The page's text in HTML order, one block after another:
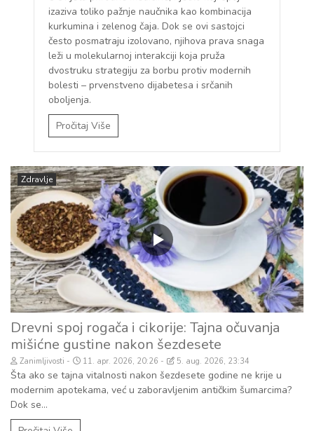
izaziva toliko pažnje naučnika kao kombinacija
kurkumina i zelenog čaja. Dok se ovi sastojci
često posmatraju izolovano, njihova prava snaga
leži u molekularnoj interakciji koja pruža
dvostruku strategiju za borbu protiv modernih
bolesti – prvenstveno dijabetesa i srčanih
oboljenja.
Pročitaj Više
Zdravlje
Drevni spoj rogača i cikorije: Tajna očuvanja
mišićne gustine nakon šezdesete
Zanimljivosti 11. apr. 2026, 20:26 5. aug. 2026, 23:34
Šta ako se tajna vitalnosti nakon šezdesete godine ne krije u
modernim apotekama, već u zaboravljenim antičkim šumarcima?
Dok se...